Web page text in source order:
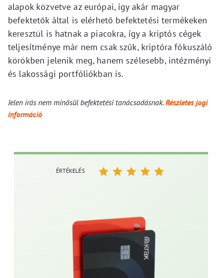
alapok közvetve az európai, így akár magyar
befektetők által is elérhető befektetési termékeken
keresztül is hatnak a piacokra, így a kriptós cégek
teljesítménye már nem csak szűk, kriptóra fókuszáló
körökben jelenik meg, hanem szélesebb, intézményi
és lakossági portfóliókban is.
Jelen írás nem minősül befektetési tanácsadásnak.Részletes jogi
információ
ÉRTÉKELÉS